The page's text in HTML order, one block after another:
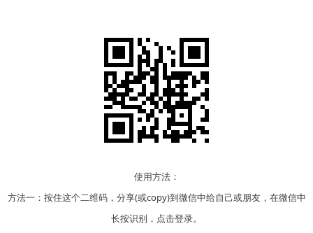
使用方法：
方法一：按住这个二维码，分享(或copy)到微信中给自己或朋友，在微信中
长按识别，点击登录。